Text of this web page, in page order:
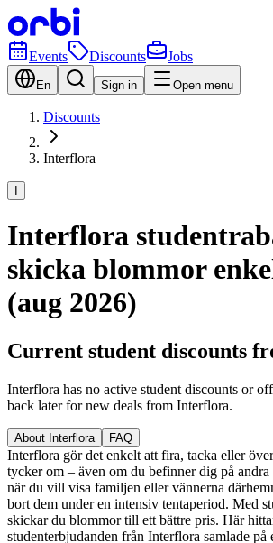
Events Discounts Jobs
En Sign in Open menu
Discounts
Interflora
Interflora
skicka blommor
(aug 2026)
Current student discounts
Interflora has no active student discounts or
back later for new deals from Interflora.
About Interflora FAQ
Interflora gör det enkelt att fira, tacka eller
tycker om – även om du befinner dig på
när du vill visa familjen eller vännerna
bort dem under en intensiv tentaperiod. Med
skickar du blommor till ett bättre pris. Här
studenterbjudanden från Interflora samlade på